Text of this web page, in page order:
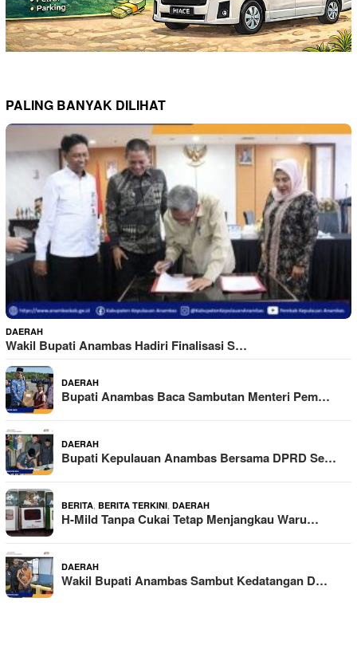
PALING BANYAK DILIHAT
DAERAH
Wakil Bupati Anambas Hadiri Finalisasi S…
DAERAH
Bupati Anambas Baca Sambutan Menteri Pem…
DAERAH
Bupati Kepulauan Anambas Bersama DPRD Se…
BERITA, BERITA TERKINI, DAERAH
H-Mild Tanpa Cukai Tetap Menjangkau Waru…
DAERAH
Wakil Bupati Anambas Sambut Kedatangan D…